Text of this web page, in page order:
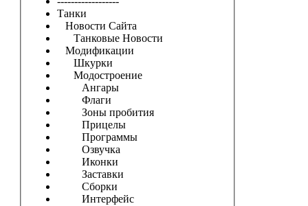
Танки
Новости Сайта
Танковые Новости
Модификации
Шкурки
Модостроение
Ангары
Флаги
Зоны пробития
Прицелы
Программы
Озвучка
Иконки
Заставки
Сборки
Интерфейс